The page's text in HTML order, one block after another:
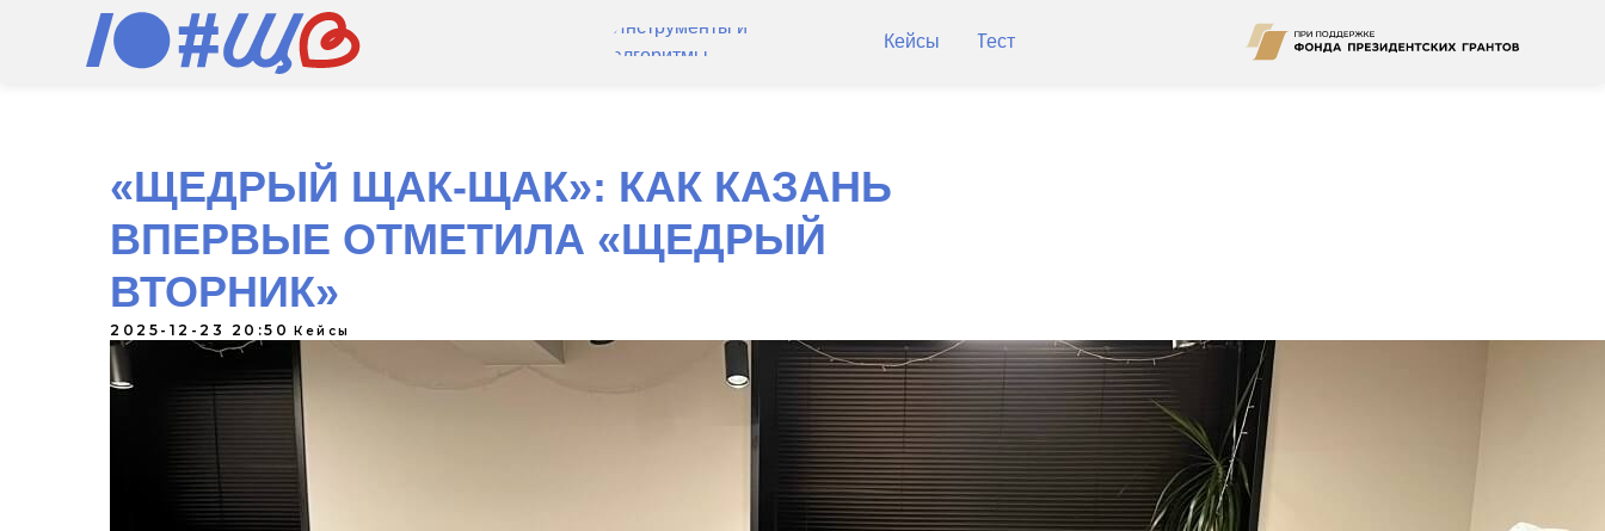
Инструменты и
алгоритмы
Кейсы Тест
«ЩЕДРЫЙ ЩАК-ЩАК»: КАК КАЗАНЬ
ВПЕРВЫЕ ОТМЕТИЛА «ЩЕДРЫЙ
ВТОРНИК»
2025-12-23 20:50 Кейсы